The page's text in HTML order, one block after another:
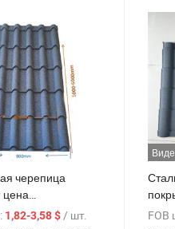
черепица
цена
легкая
1,82-3,58 $ / шт.
FOB